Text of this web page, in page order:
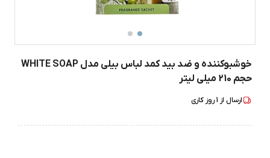
خوشبوکننده و ضد بید کمد لباس بیلی مدل WHITE SOAP
حجم 210 میلی لیتر
ارسال از 1روز کاری